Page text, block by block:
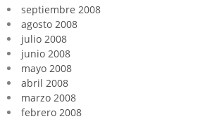
septiembre 2008
agosto 2008
julio 2008
junio 2008
mayo 2008
abril 2008
marzo 2008
febrero 2008